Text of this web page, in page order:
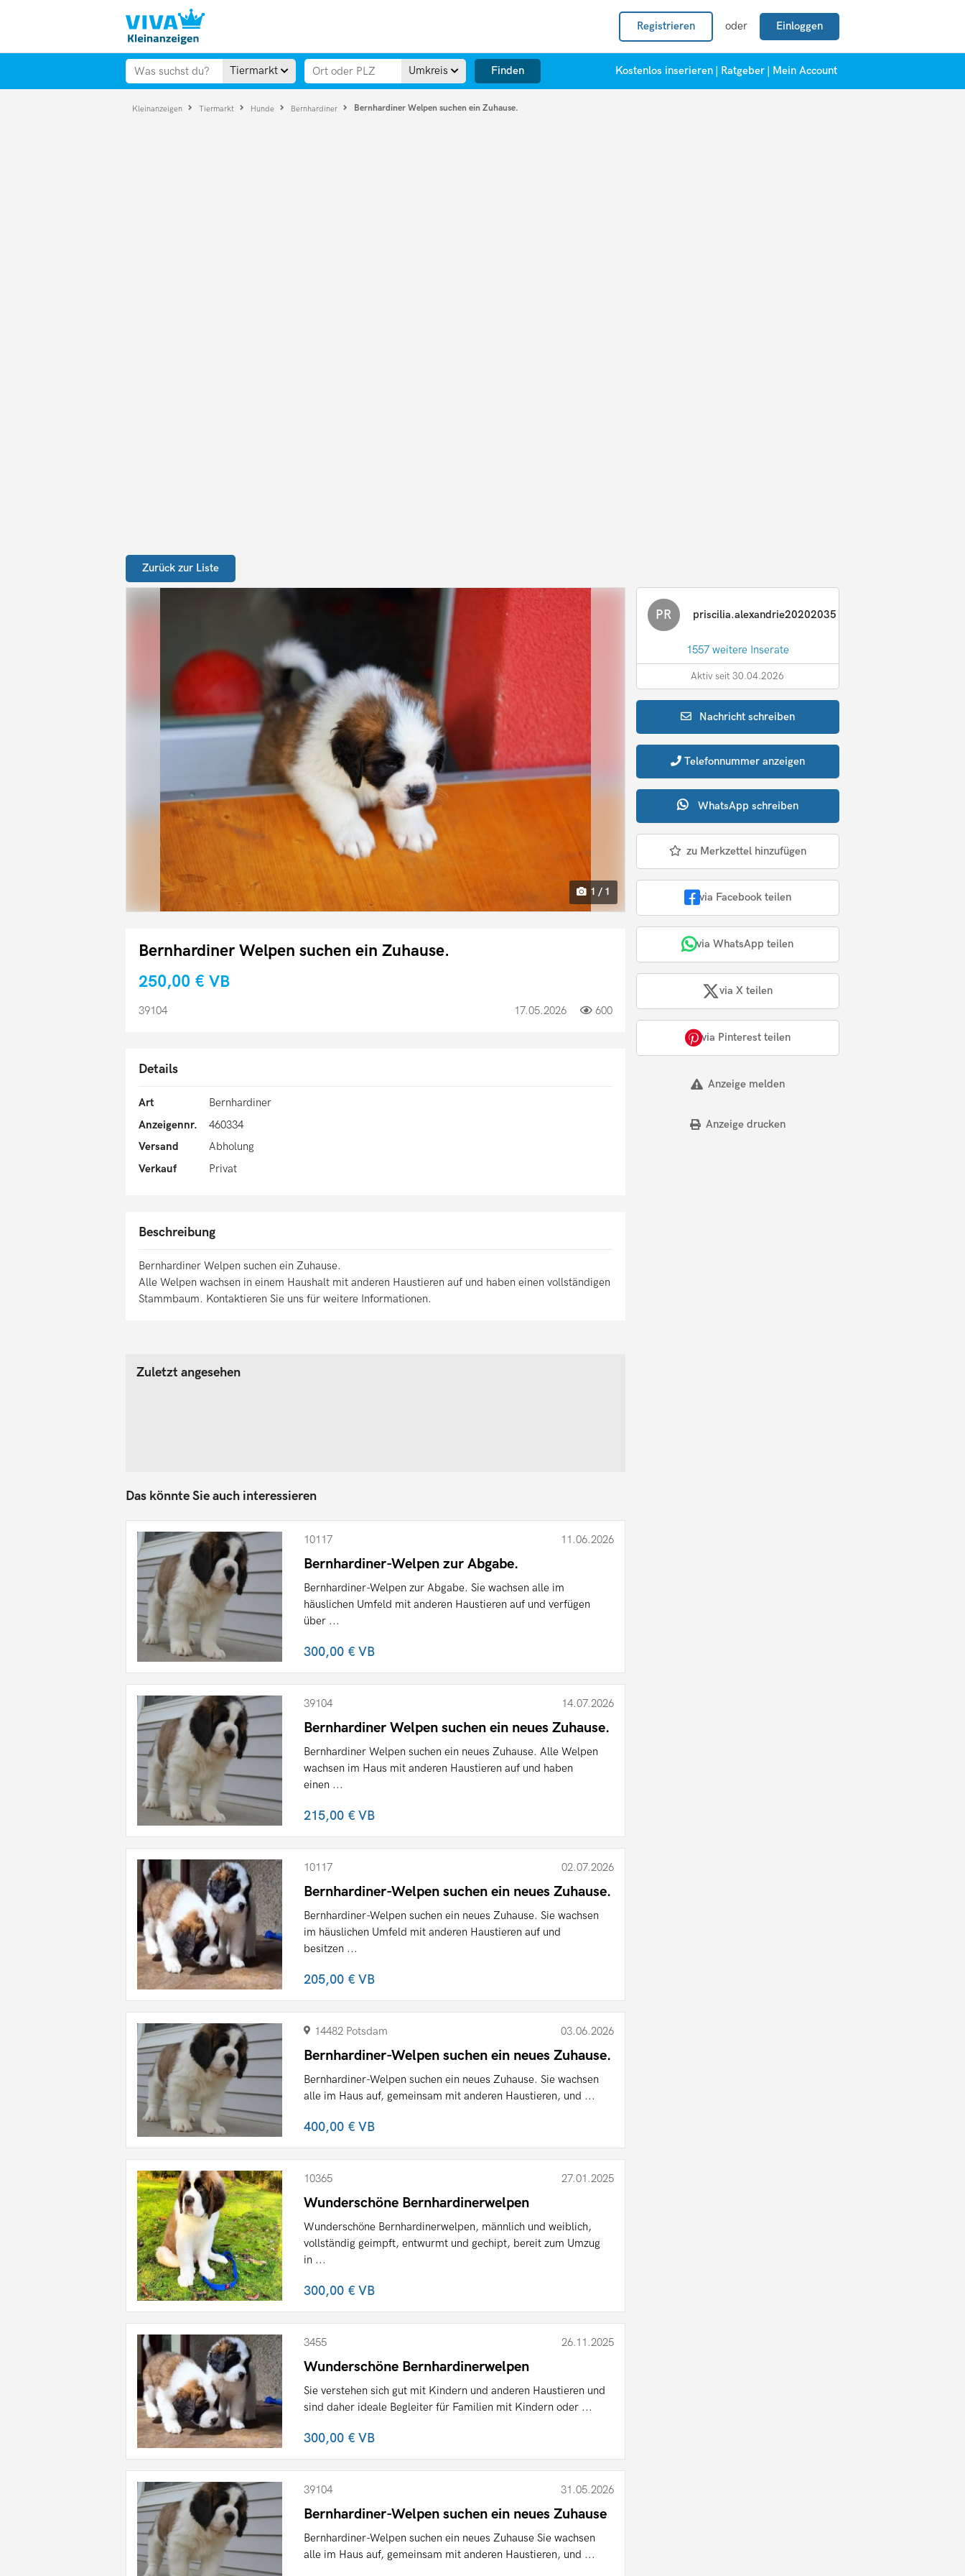
Registrieren oder Einloggen
Tiermarkt Umkreis Finden Kostenlos inserieren Ratgeber Mein Account
Kleinanzeigen Tiermarkt Hunde Bernhardiner Bernhardiner Welpen suchen ein Zuhause.
Zurück zur Liste
1 / 1
Bernhardiner Welpen suchen ein Zuhause.
250,00 € VB
39104 17.05.2026 600
Details
Art
Bernhardiner
Anzeigennr.
460334
Versand
Abholung
Verkauf
Privat
Beschreibung
Bernhardiner Welpen suchen ein Zuhause.
Alle Welpen wachsen in einem Haushalt mit anderen Haustieren auf und haben einen vollständigen
Stammbaum. Kontaktieren Sie uns für weitere Informationen.
PR priscilia.alexandrie20202035
1557 weitere Inserate
Aktiv seit 30.04.2026
Nachrichtschreiben
Telefonnummer anzeigen
WhatsApp schreiben
zu Merkzettel hinzufügen
via Facebook teilen
via WhatsApp teilen
via X teilen
via Pinterest teilen
Anzeige melden
Anzeige drucken
Zuletzt angesehen
Das könnte Sie auch interessieren
10117 11.06.2026
Bernhardiner-Welpen zur Abgabe.
Bernhardiner-Welpen zur Abgabe. Sie wachsen alle im
häuslichen Umfeld mit anderen Haustieren auf und verfügen
über ...
300,00 €VB
39104 14.07.2026
Bernhardiner Welpen suchen ein neues Zuhause.
Bernhardiner Welpen suchen ein neues Zuhause. Alle Welpen
wachsen im Haus mit anderen Haustieren auf und haben
einen ...
215,00 €VB
10117 02.07.2026
Bernhardiner-Welpen suchen ein neues Zuhause.
Bernhardiner-Welpen suchen ein neues Zuhause. Sie wachsen
im häuslichen Umfeld mit anderen Haustieren auf und
besitzen ...
205,00 €VB
14482 Potsdam 03.06.2026
Bernhardiner-Welpen suchen ein neues Zuhause.
Bernhardiner-Welpen suchen ein neues Zuhause. Sie wachsen
alle im Haus auf, gemeinsam mit anderen Haustieren, und ...
400,00 €VB
10365 27.01.2025
Wunderschöne Bernhardinerwelpen
Wunderschöne Bernhardinerwelpen, männlich und weiblich,
vollständig geimpft, entwurmt und gechipt, bereit zum Umzug
in ...
300,00 €VB
3455 26.11.2025
Wunderschöne Bernhardinerwelpen
Sie verstehen sich gut mit Kindern und anderen Haustieren und
sind daher ideale Begleiter für Familien mit Kindern oder ...
300,00 €VB
39104 31.05.2026
Bernhardiner-Welpen suchen ein neues Zuhause
Bernhardiner-Welpen suchen ein neues Zuhause Sie wachsen
alle im Haus auf, gemeinsam mit anderen Haustieren, und ...